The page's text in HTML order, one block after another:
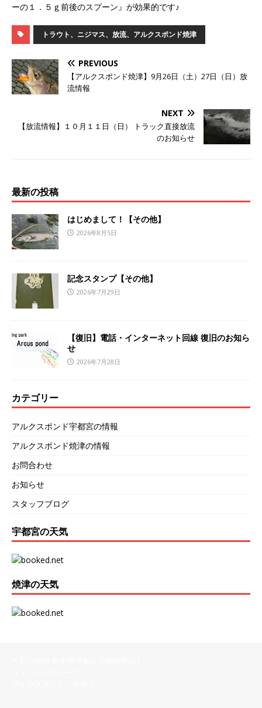
ーの１．５ｇ前後のスプーン』が効果的です♪
トラウト、ニジマス、放流、アルクスポンド焼津
PREVIOUS
【アルクスポンド焼津】9月26日（土）27日（日）放
流情報
NEXT
【放流情報】１０月１１日（日） トラック直接放流
のお知らせ
最新の投稿
はじめまして！【その他】
2026年8月5日
記念スタンプ【その他】
2026年7月29日
【復旧】電話・インターネット回線 復旧のお知ら
せ
2026年7月28日
カテゴリー
アルクスポンド宇都宮の情報
アルクスポンド焼津の情報
お問合わせ
お知らせ
スタッフブログ
宇都宮の天気
焼津の天気